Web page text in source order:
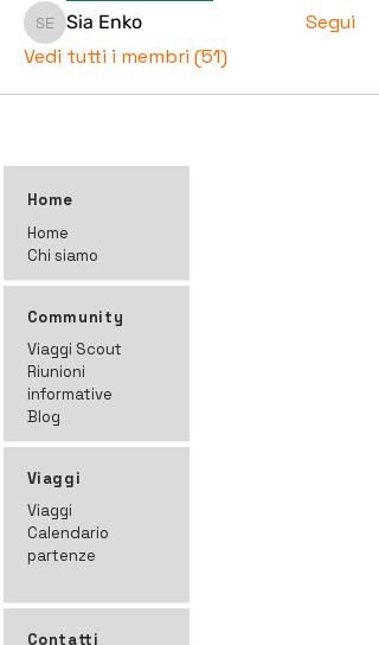
Sia Enko
Sia Enko
Segui
Vedi tutti i membri (51)
Home
Home
Chi siamo
Community
Viaggi Scout
Riunioni
informative
Blog
Viaggi
Viaggi
Calendario
partenze
Contatti